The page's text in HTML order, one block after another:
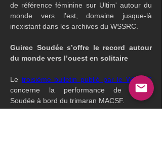
de référence féminine sur Ultim' autour du
monde vers l’est, domaine jusque-là
inexistant dans les archives du WSSRC.
Guirec Soudée s’offre le record autour
du monde vers l’ouest en solitaire
Le troisième bulletin publié par le WSSRC
concerne la performance de Guirec
Soudée à bord du trimaran MACSF.
Le marin breton établit le nouveau record